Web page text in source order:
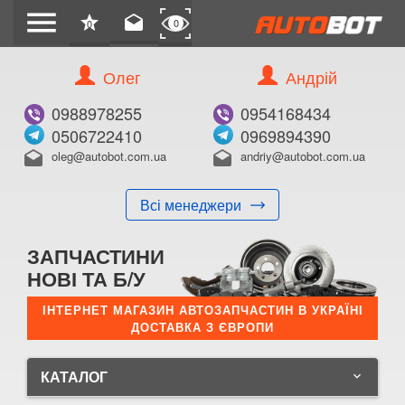
menu star
0 drafts 0
Олег
0988978255
0506722410
drafts oleg@autobot.com.ua
Всі менеджери
Андрій
0954168434
0969894390
drafts andriy@autobot.com.ua
ЗАПЧАСТИНИ
НОВІ ТА Б/У
ІНТЕРНЕТ МАГАЗИН АВТОЗАПЧАСТИН В УКРАЇНІ
ДОСТАВКА З ЄВРОПИ
КАТАЛОГ keyboard_arrow_down